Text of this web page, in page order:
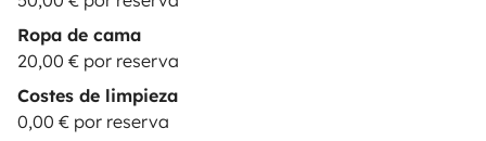
Ropa de cama
20,00 € por reserva
Costes de limpieza
0,00 € por reserva